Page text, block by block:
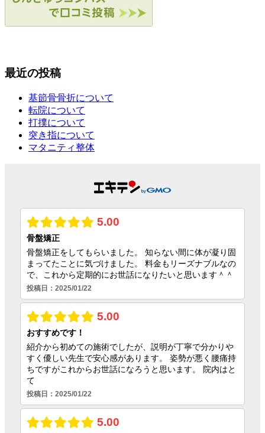
最近の投稿
基節骨骨折について
転院について
打撲について
突き指について
マタニティ整体